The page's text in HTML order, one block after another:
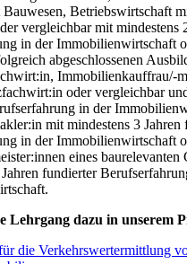
Betriebswirtschaft
vergleichbar mit mindestens
in der Immobilienwirtschaft
abgeschlossenen
Immobilienkauffrau/-
oder vergleichbar
in der
mit mindestens 3 Jahren
in der Immobilienwirtschaft
eines baurelevanten
fundierter
Lehrgang dazu in unserem
die Verkehrswertermittlung